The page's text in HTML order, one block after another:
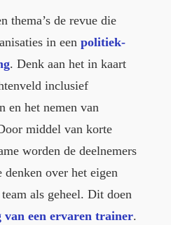
thema’s de revue die
in een politiek-
. Denk aan het in kaart
inclusief
en het nemen van
middel van korte
worden de deelnemers
denken over het eigen
als geheel. Dit doen
van een ervaren trainer.